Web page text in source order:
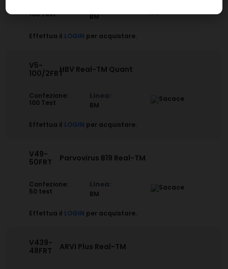
100 Test
BM
Effettua il LOGIN per acquistare.
V5-
100/2FRTHBV Real-TM Quant
Confezione:
100 Test
Linea:
BM
Effettua il LOGIN per acquistare.
V49-
50FRT
Parvovirus B19 Real-TM
Confezione:
50 test
Linea:
BM
Effettua il LOGIN per acquistare.
V439-
48FRT
ARVI Plus Real-TM